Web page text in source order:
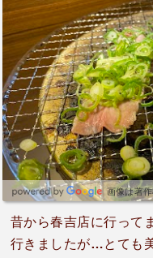
画像は著
昔から春吉店に行って
行きましたが…とても